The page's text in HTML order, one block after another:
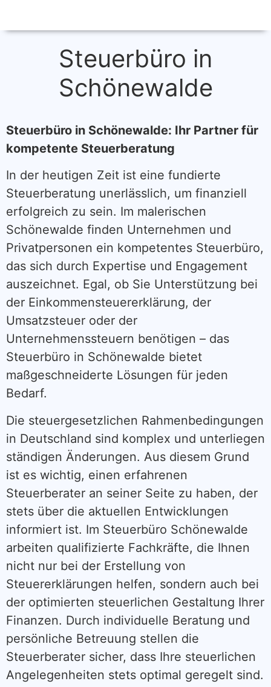
Steuerbüro in
Schönewalde
Steuerbüro in Schönewalde: Ihr Partner für
kompetente Steuerberatung
In der heutigen Zeit ist eine fundierte
Steuerberatung unerlässlich, um finanziell
erfolgreich zu sein. Im malerischen
Schönewalde finden Unternehmen und
Privatpersonen ein kompetentes Steuerbüro,
das sich durch Expertise und Engagement
auszeichnet. Egal, ob Sie Unterstützung bei
der Einkommensteuererklärung, der
Umsatzsteuer oder der
Unternehmenssteuern benötigen – das
Steuerbüro in Schönewalde bietet
maßgeschneiderte Lösungen für jeden
Bedarf.
Die steuergesetzlichen Rahmenbedingungen
in Deutschland sind komplex und unterliegen
ständigen Änderungen. Aus diesem Grund
ist es wichtig, einen erfahrenen
Steuerberater an seiner Seite zu haben, der
stets über die aktuellen Entwicklungen
informiert ist. Im Steuerbüro Schönewalde
arbeiten qualifizierte Fachkräfte, die Ihnen
nicht nur bei der Erstellung von
Steuererklärungen helfen, sondern auch bei
der optimierten steuerlichen Gestaltung Ihrer
Finanzen. Durch individuelle Beratung und
persönliche Betreuung stellen die
Steuerberater sicher, dass Ihre steuerlichen
Angelegenheiten stets optimal geregelt sind.